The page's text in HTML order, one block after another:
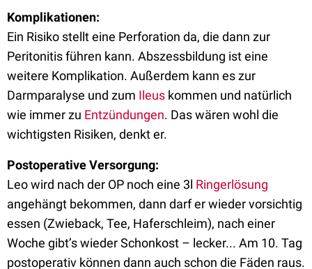
Komplikationen:
Ein Risiko stellt eine Perforation da, die dann zur
Peritonitis führen kann. Abszessbildung ist eine
weitere Komplikation. Außerdem kann es zur
Darmparalyse und zum Ileus kommen und natürlich
wie immer zu Entzündungen. Das wären wohl die
wichtigsten Risiken, denkt er.
Postoperative Versorgung:
Leo wird nach der OP noch eine 3l Ringerlösung
angehängt bekommen, dann darf er wieder vorsichtig
essen (Zwieback, Tee, Haferschleim), nach einer
Woche gibt’s wieder Schonkost – lecker... Am 10. Tag
postoperativ können dann auch schon die Fäden raus.